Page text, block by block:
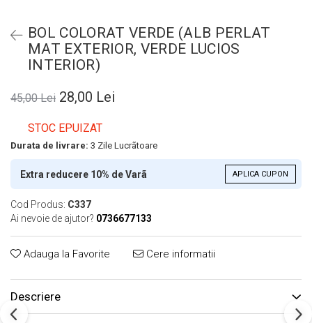
BOL COLORAT VERDE (ALB PERLAT
MAT EXTERIOR, VERDE LUCIOS
INTERIOR)
45,00 Lei 28,00 Lei
STOC EPUIZAT
Durata de livrare: 3 Zile Lucrãtoare
Extra reducere 10% de Varã APLICA CUPON
Cod Produs: C337
Ai nevoie de ajutor? 0736677133
Adauga la Favorite Cere informatii
Descriere